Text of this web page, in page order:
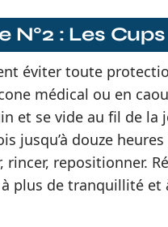
N°2 : Les
éviter toute
médical ou en
et se vide au fil de
jusqu’à douze
rincer, repositionner.
plus de tranquillité